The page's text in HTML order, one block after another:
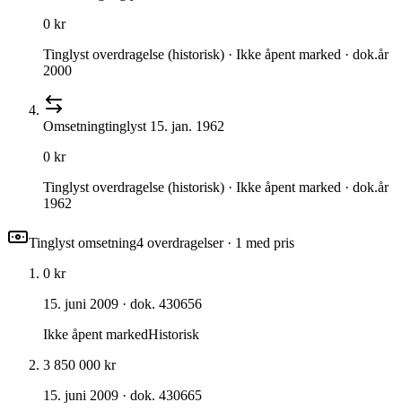
0 kr
Tinglyst overdragelse (historisk) · Ikke åpent marked · dok.år
2000
Omsetningtinglyst 15. jan. 1962
0 kr
Tinglyst overdragelse (historisk) · Ikke åpent marked · dok.år
1962
Tinglyst omsetning4 overdragelser· 1 med pris
0 kr
15. juni 2009 · dok. 430656
Ikke åpent markedHistorisk
3 850 000 kr
15. juni 2009 · dok. 430665